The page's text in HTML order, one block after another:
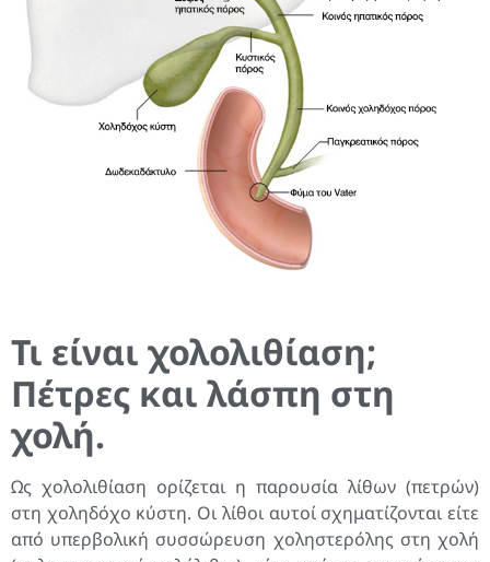
Τι είναι χολολιθίαση;
Πέτρες και λάσπη στη
χολή.
Ως χολολιθίαση ορίζεται η παρουσία λίθων (πετρών)
στη χοληδόχο κύστη. Οι λίθοι αυτοί σχηματίζονται είτε
από υπερβολική συσσώρευση χοληστερόλης στη χολή